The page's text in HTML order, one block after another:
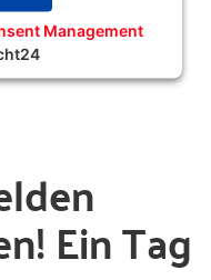
Management
Ein Tag